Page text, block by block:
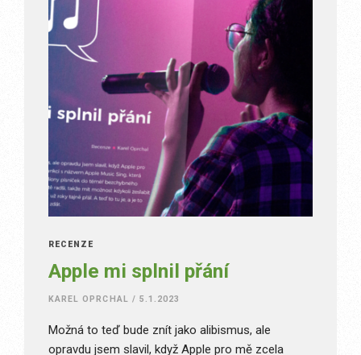
RECENZE
Apple mi splnil přání
KAREL OPRCHAL / 5.1.2023
Možná to teď bude znít jako alibismus, ale
opravdu jsem slavil, když Apple pro mě zcela